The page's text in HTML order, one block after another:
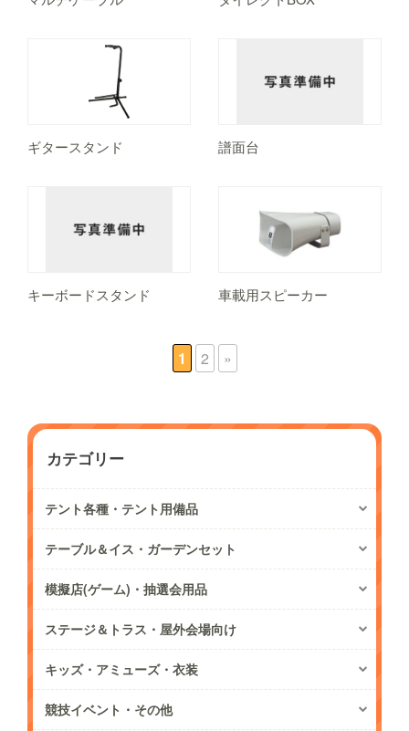
ギタースタンド 譜面台
キーボードスタンド 車載用スピーカー
1 2 »
カテゴリー
テント各種・テント用備品
テーブル＆イス・ガーデンセット
模擬店(ゲーム)・抽選会用品
ステージ＆トラス・屋外会場向け
キッズ・アミューズ・衣装
競技イベント・その他